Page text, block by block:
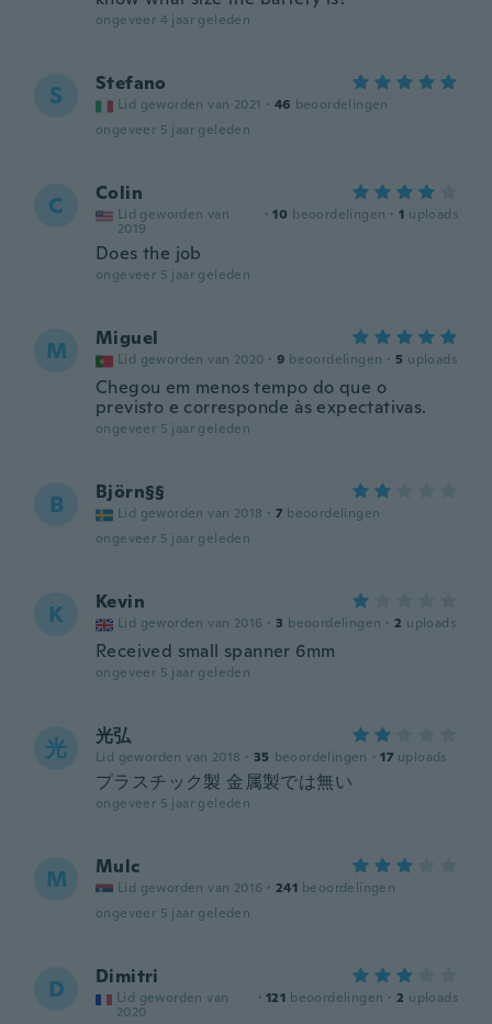
ongeveer 4 jaar geleden
S Stefano
Lid geworden van 2021 · 46 beoordelingen
ongeveer 5 jaar geleden
C Colin
Lid geworden van
2019
· 10 beoordelingen · 1 uploads
Does the job
ongeveer 5 jaar geleden
M Miguel
Lid geworden van 2020 · 9 beoordelingen · 5 uploads
Chegou em menos tempo do que o
previsto e corresponde às expectativas.
ongeveer 5 jaar geleden
B Björn§§
Lid geworden van 2018 · 7 beoordelingen
ongeveer 5 jaar geleden
K Kevin
Lid geworden van 2016 · 3 beoordelingen · 2 uploads
Received small spanner 6mm
ongeveer 5 jaar geleden
光 光弘
Lid geworden van 2018 · 35 beoordelingen · 17 uploads
プラスチック製 金属製では無い
ongeveer 5 jaar geleden
M Mulc
Lid geworden van 2016 · 241 beoordelingen
ongeveer 5 jaar geleden
D Dimitri
Lid geworden van
2020
· 121 beoordelingen · 2 uploads